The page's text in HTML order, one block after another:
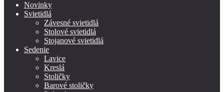
Novinky
Svietidlá
Závesné svietidlá
Stolové svietidlá
Stojanové svietidlá
Sedenie
Lavice
Kreslá
Stoličky
Barové stoličky